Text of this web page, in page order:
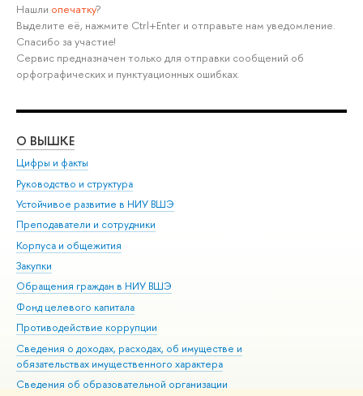
Нашли опечатку?
Выделите её, нажмите Ctrl+Enter и отправьте нам уведомление.
Спасибо за участие!
Сервис предназначен только для отправки сообщений об
орфографических и пунктуационных ошибках.
О ВЫШКЕ
Цифры и факты
Руководство и структура
Устойчивое развитие в НИУ ВШЭ
Преподаватели и сотрудники
Корпуса и общежития
Закупки
Обращения граждан в НИУ ВШЭ
Фонд целевого капитала
Противодействие коррупции
Сведения о доходах, расходах, об имуществе и
обязательствах имущественного характера
Сведения об образовательной организации